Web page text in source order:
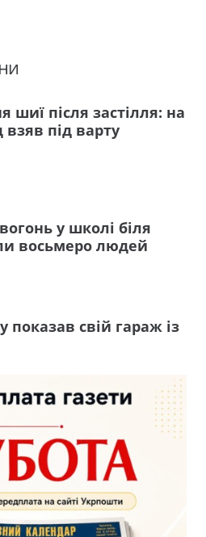
після застілля: на
під варту
у школі біля
восьмеро людей
показав свій гараж із